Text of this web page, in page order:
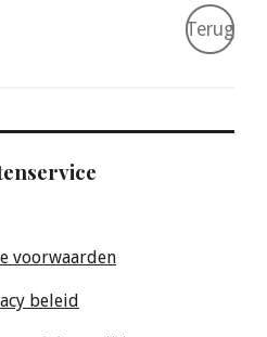
Terug
voorwaarden
beleid